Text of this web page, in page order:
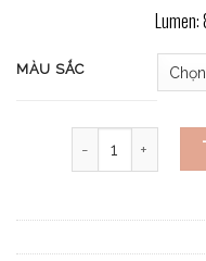
Lumen:
MÀU SẮC
Đèn led rọi ray